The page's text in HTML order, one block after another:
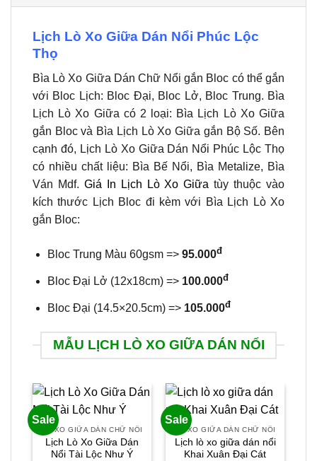
Lịch Lò Xo Giữa Dán Nổi Phúc Lộc
Thọ
Bìa Lò Xo Giữa Dán Chữ Nổi gắn Bloc có thể gắn
với Bloc Lịch: Bloc Đại, Bloc Lở, Bloc Trung. Bìa
Lịch Lò Xo Giữa có 2 loại: Bìa Lịch Lò Xo Giữa
gắn Bloc và Bìa Lịch Lò Xo Giữa gắn Bộ Số. Bên
cạnh đó, Lịch Lò Xo Giữa Dán Nổi Phúc Lộc Thọ
có nhiều chất liệu: Bìa Bế Nổi, Bìa Metalize, Bìa
Ván Mdf. Giá In Lịch Lò Xo Giữa tùy thuộc vào
kích thước Lịch Bloc đi kèm với Bìa Lịch Lò Xo
gắn Bloc:
Bloc Trung Màu 60gsm => 95.000đ
Bloc Đại Lở (12x18cm) => 100.000đ
Bloc Đại (14.5×20.5cm) => 105.000đ
MẪU LỊCH LÒ XO GIỮA DÁN NỔI
Sale
LÒ XO GIỮA DÁN CHỮ NỔI
Lịch Lò Xo Giữa Dán
Nổi Tài Lộc Như Ý
Sale
LÒ XO GIỮA DÁN CHỮ NỔI
Lịch lò xo giữa dán nổi
Khai Xuân Đại Cát